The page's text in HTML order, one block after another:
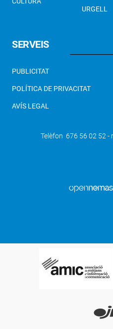
La XV
Amateur
cap de
URGELL
SERVEIS
PUBLICITAT
POLÍTICA DE PRIVACITAT
AVÍS LEGAL
Telèfon 676 56 02 52 -